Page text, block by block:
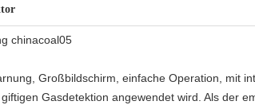
chinacoal05
Großbildschirm, einfache Operation, mit
Gasdetektion angewendet wird. Als der